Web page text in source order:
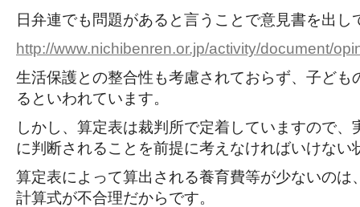
日弁連でも問題があると言うことで意見書を出し
http://www.nichibenren.or.jp/activity/document/
生活保護との整合性も考慮されておらず、子ども
るといわれています。
しかし、算定表は裁判所で定着していますので、
に判断されることを前提に考えなければいけない
算定表によって算出される養育費等が少ないのは
計算式が不合理だからです。